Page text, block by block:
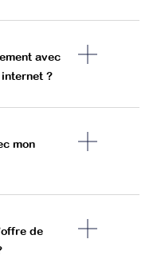
avec
?
mon
de